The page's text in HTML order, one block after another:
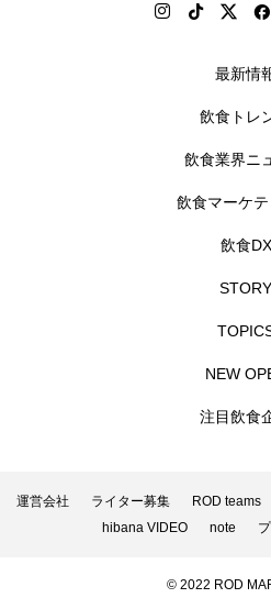
最新情
飲食トレ
飲食業界ニ
飲食マーケ
飲食DX
STORY
NEW
注目飲食
運営会社 ライター募集 ROD teams
hibana VIDEO
note
© 2022 ROD